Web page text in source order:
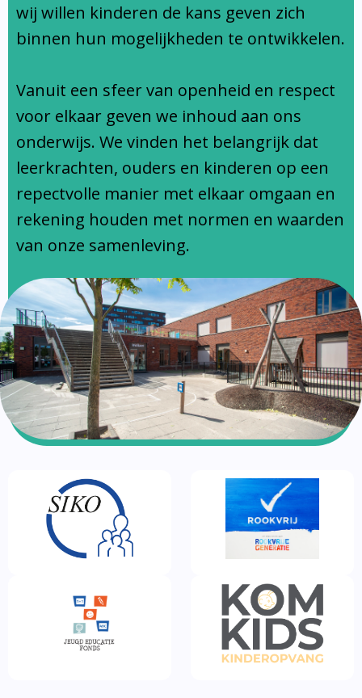
Ondersteuningsprofiel
wij willen kinderen de kans geven zich
binnen hun mogelijkheden te ontwikkelen.
Vanuit een sfeer van openheid en respect
voor elkaar geven we inhoud aan ons
onderwijs. We vinden het belangrijk dat
leerkrachten, ouders en kinderen op een
repectvolle manier met elkaar omgaan en
rekening houden met normen en waarden
van onze samenleving.